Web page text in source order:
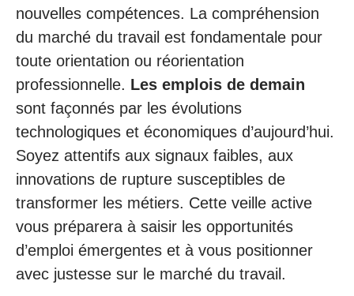
nouvelles compétences. La compréhension
du marché du travail est fondamentale pour
toute orientation ou réorientation
professionnelle. Les emplois de demain
sont façonnés par les évolutions
technologiques et économiques d’aujourd’hui.
Soyez attentifs aux signaux faibles, aux
innovations de rupture susceptibles de
transformer les métiers. Cette veille active
vous préparera à saisir les opportunités
d’emploi émergentes et à vous positionner
avec justesse sur le marché du travail.